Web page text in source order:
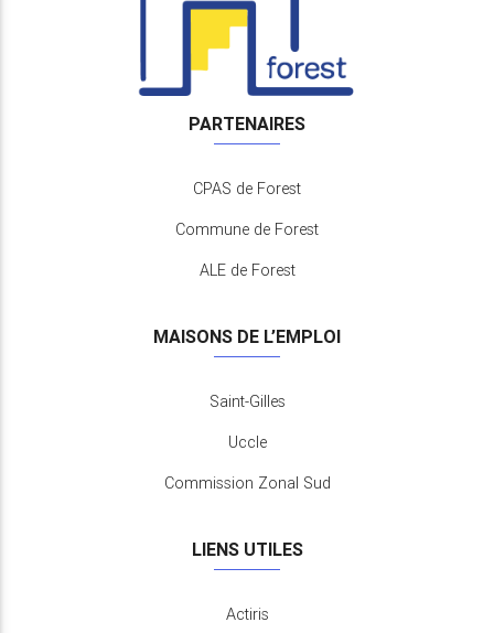
PARTENAIRES
CPAS de Forest
Commune de Forest
ALE de Forest
MAISONS DE L’EMPLOI
Saint-Gilles
Uccle
Commission Zonal Sud
LIENS UTILES
Actiris